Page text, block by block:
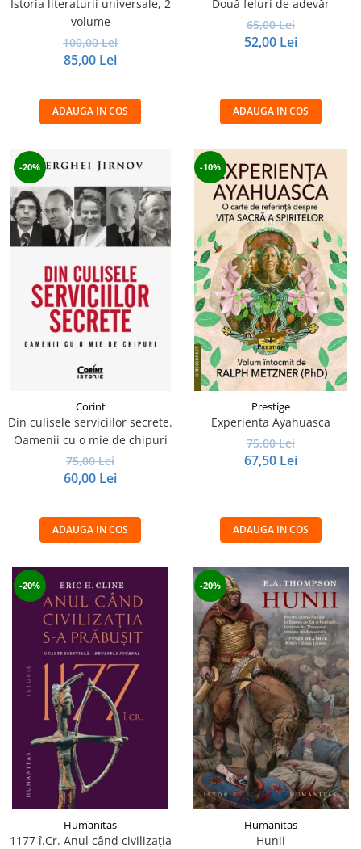
Istoria literaturii universale, 2
volume
100,00 Lei
85,00 Lei
ADAUGA IN COS
Două feluri de adevăr
65,00 Lei
52,00 Lei
ADAUGA IN COS
-20%
Corint
Din culisele serviciilor secrete.
Oamenii cu o mie de chipuri
75,00 Lei
60,00 Lei
ADAUGA IN COS
-10%
Prestige
Experienta Ayahuasca
75,00 Lei
67,50 Lei
ADAUGA IN COS
-20%
Humanitas
1177 î.Cr. Anul când civilizaţia
-20%
Humanitas
Hunii